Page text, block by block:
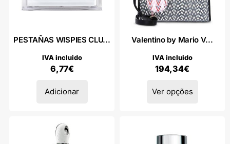
PESTAÑAS WISPIES CLU...
6,77€
IVA incluido
Adicionar
Valentino by Mario V...
194,34€
IVA incluido
Ver opções